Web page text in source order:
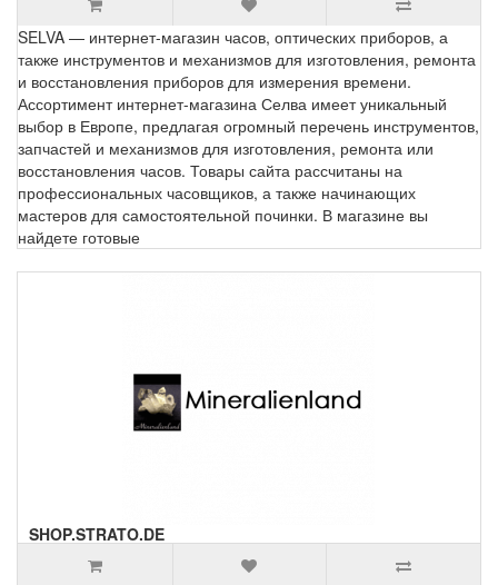
SELVA — интернет-магазин часов, оптических приборов, а
также инструментов и механизмов для изготовления, ремонта
и восстановления приборов для измерения времени.
Ассортимент интернет-магазина Селва имеет уникальный
выбор в Европе, предлагая огромный перечень инструментов,
запчастей и механизмов для изготовления, ремонта или
восстановления часов. Товары сайта рассчитаны на
профессиональных часовщиков, а также начинающих
мастеров для самостоятельной починки. В магазине вы
найдете готовые
SHOP.STRATO.DE